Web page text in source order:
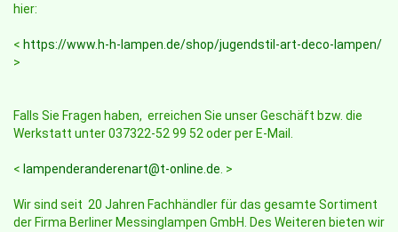
hier:
< https://www.h-h-lampen.de/shop/jugendstil-art-deco-lampen/
>
Falls Sie Fragen haben, erreichen Sie unser Geschäft bzw. die
Werkstatt unter 037322-52 99 52 oder per E-Mail.
< lampenderanderenart@t-online.de. >
Wir sind seit 20 Jahren Fachhändler für das gesamte Sortiment
der Firma Berliner Messinglampen GmbH. Des Weiteren bieten wir